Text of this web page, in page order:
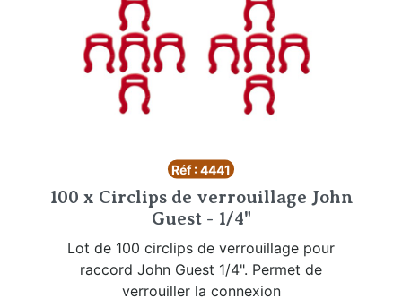
Réf : 4441
100 x Circlips de verrouillage John
Guest - 1/4"
Lot de 100 circlips de verrouillage pour
raccord John Guest 1/4". Permet de
verrouiller la connexion